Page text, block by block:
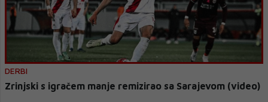
DERBI
Zrinjski s igračem manje remizirao sa Sarajevom (video)